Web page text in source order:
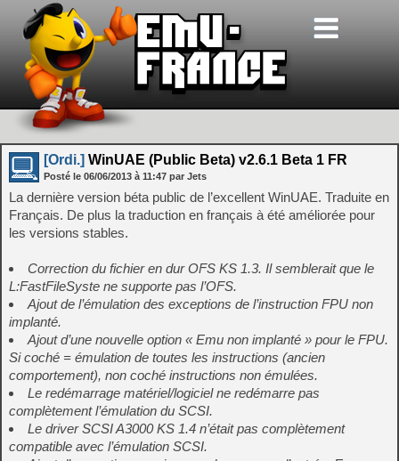
[Ordi.] WinUAE (Public Beta) v2.6.1 Beta 1 FR
Posté le 06/06/2013 à 11:47 par Jets
La dernière version béta public de l’excellent WinUAE. Traduite en
Français. De plus la traduction en français à été améliorée pour
les versions stables.
Correction du fichier en dur OFS KS 1.3. Il semblerait que le
L:FastFileSyste ne supporte pas l’OFS.
Ajout de l’émulation des exceptions de l’instruction FPU non
implanté.
Ajout d’une nouvelle option « Emu non implanté » pour le FPU.
Si coché = émulation de toutes les instructions (ancien
comportement), non coché instructions non émulées.
Le redémarrage matériel/logiciel ne redémarre pas
complètement l’émulation du SCSI.
Le driver SCSI A3000 KS 1.4 n’était pas complètement
compatible avec l’émulation SCSI.